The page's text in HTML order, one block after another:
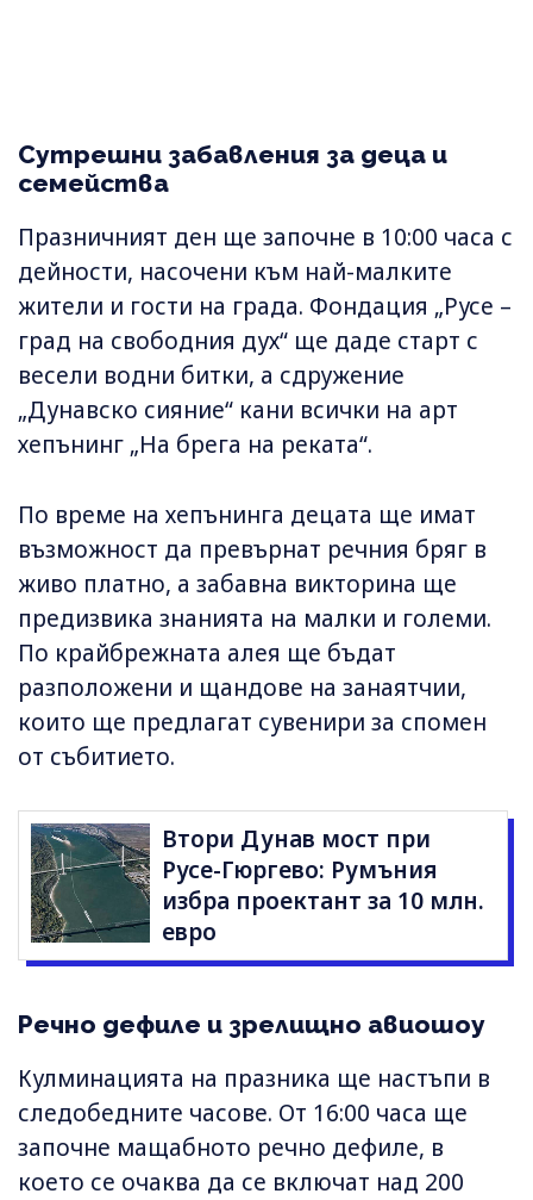
Сутрешни забавления за деца и
семейства
Празничният ден ще започне в 10:00 часа с
дейности, насочени към най-малките
жители и гости на града. Фондация „Русе –
град на свободния дух“ ще даде старт с
весели водни битки, а сдружение
„Дунавско сияние“ кани всички на арт
хепънинг „На брега на реката“.
По време на хепънинга децата ще имат
възможност да превърнат речния бряг в
живо платно, а забавна викторина ще
предизвика знанията на малки и големи.
По крайбрежната алея ще бъдат
разположени и щандове на занаятчии,
които ще предлагат сувенири за спомен
от събитието.
Втори Дунав мост при
Русе-Гюргево: Румъния
избра проектант за 10 млн.
евро
Речно дефиле и зрелищно авиошоу
Кулминацията на празника ще настъпи в
следобедните часове. От 16:00 часа ще
започне мащабното речно дефиле, в
което се очаква да се включат над 200